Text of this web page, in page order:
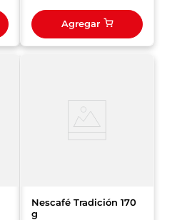
Agregar
Nescafé Tradición 170
g